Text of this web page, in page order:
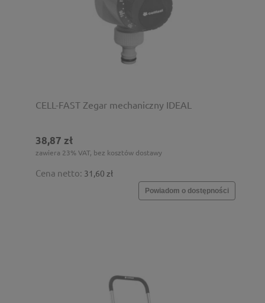
CELL-FAST Zegar mechaniczny IDEAL
38,87 zł
zawiera 23% VAT, bez kosztów dostawy
Cena netto: 31,60 zł
Powiadom o dostępności